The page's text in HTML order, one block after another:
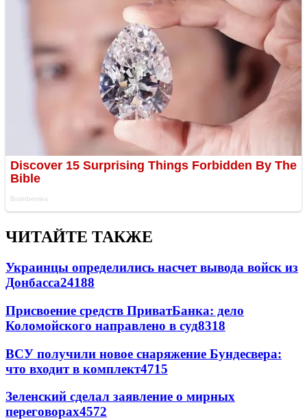
ЧИТАЙТЕ ТАКЖЕ
Украинцы определились насчет вывода войск из
Донбасса24188
Присвоение средств ПриватБанка: дело
Коломойского направлено в суд8318
ВСУ получили новое снаряжение Бундесвера:
что входит в комплект4715
Зеленский сделал заявление о мирных
переговорах4572